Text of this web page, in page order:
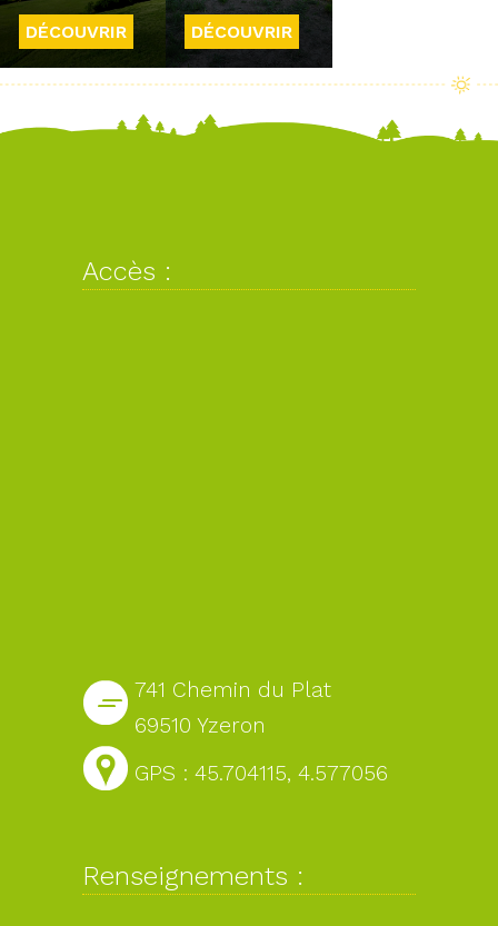
DÉCOUVRIR DÉCOUVRIR
Accès :
741 Chemin du Plat
69510 Yzeron
GPS : 45.704115, 4.577056
Renseignements :